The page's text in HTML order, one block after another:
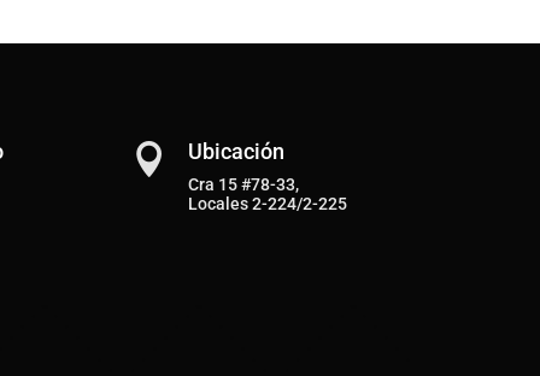
 Ubicación
Cra 15 #78-33,
Locales 2-224/2-225